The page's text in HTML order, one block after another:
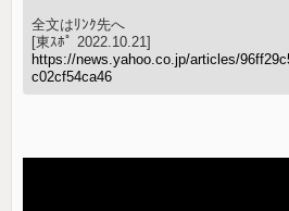
全文はﾘﾝｸ先へ
[東ｽﾎﾟ 2022.10.21]
https://news.yahoo.co.jp/articles/
c02cf54ca46